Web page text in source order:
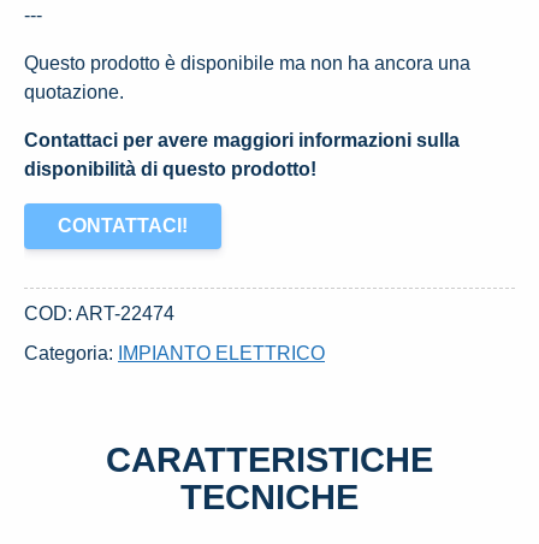
---
Questo prodotto è disponibile ma non ha ancora una
quotazione.
Contattaci per avere maggiori informazioni sulla
disponibilità di questo prodotto!
CONTATTACI!
COD: ART-22474
Categoria:
IMPIANTO ELETTRICO
CARATTERISTICHE
TECNICHE